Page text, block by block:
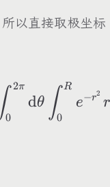
以直接取极坐标
∫0
2π
dθ ∫0
R
e−r2
r